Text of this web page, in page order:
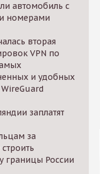
автомобиль с
номерами
вторая
VPN по
и удобных
заплатят
за
границы России